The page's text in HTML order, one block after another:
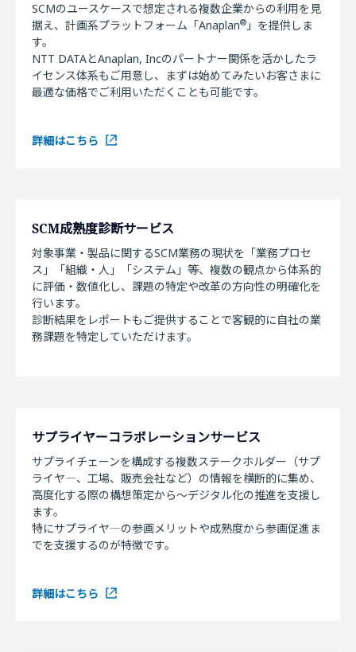
SCMのユースケースで想定される複数企業からの利用を見
据え、計画系プラットフォーム「Anaplan® 」を提供しま
す。
NTT DATAとAnaplan, Incのパートナー関係を活かしたラ
イセンス体系もご用意し、まずは始めてみたいお客さまに
最適な価格でご利用いただくことも可能です。
詳細はこちら
SCM成熟度診断サービス
対象事業・製品に関するSCM業務の現状を「業務プロセ
ス」「組織・人」「システム」等、複数の観点から体系的
に評価・数値化し、課題の特定や改革の方向性の明確化を
行います。
診断結果をレポートもご提供することで客観的に自社の業
務課題を特定していただけます。
サプライヤーコラボレーションサービス
サプライチェーンを構成する複数ステークホルダー（サプ
ライヤ―、工場、販売会社など）の情報を横断的に集め、
高度化する際の構想策定から～デジタル化の推進を支援し
ます。
特にサプライヤ―の参画メリットや成熟度から参画促進ま
でを支援するのが特徴です。
詳細はこちら